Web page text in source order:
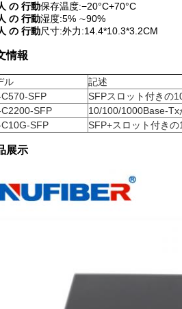
の 行動保存温度:−20°C+70°C
の 行動湿度:5% ∼90%
の 行動尺寸:外力:14.4*10.3*3.2CM
情報
ル
記述
SFP
SFPスロット付きの
SFP
10/100/1000Base-Tx
SFP
SFP+スロット付き
展示